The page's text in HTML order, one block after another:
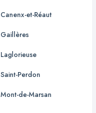
Canenx-et-Réaut
Gaillères
Laglorieuse
Saint-Perdon
Mont-de-Marsan